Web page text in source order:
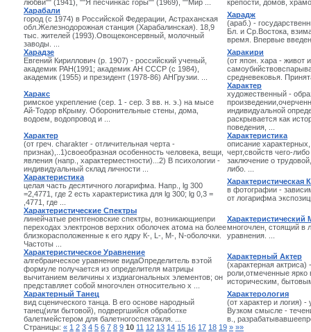
любви"" (1941), ""Я песчинкас горы"" (1969), ""Мир ...
крепости, домов,
Харабали
город (с 1974) в Российской Федерации, Астраханская
обл.Железнодорожная станция (Харабалинская). 18,9
тыс. жителей (1993).Овощеконсервный, молочный
заводы. ...
Харадж
(араб.) -
Бл. и Ср.Востока,
время. Впервые
Харадзе
Евгений Кириллович (р. 1907) - российский ученый,
академик РАН(1991; академик АН СССР (с 1984),
академик (1955) и президент (1978-86) АНГрузии. ...
Харакири
(от япон. хара - живот
средневековья.
Харакс
римское укрепление (сер. 1 - сер. 3 вв. н. э.) на мысе
Ай-Тодор вКрыму. Оборонительные стены, дома,
водоем, водопровод и ...
Характер
художественный -
индивидуальной
раскрывается как
поведения, ...
Характер
(от греч. charakter - отличительная черта -
признак),..1)своеобразная особенность человека, вещи,
явления (напр., характерместности)...2) В психологии -
индивидуальный склад личности ...
Характеристика
описание
черт,свойств чего-
заключение о
либо. ...
Характеристика
целая часть десятичного логарифма. Напр., lg 300
=2,4771, где 2 есть характеристика для lg 300; lg 0,3 =
,4771, где ...
Характеристическая
в фотографии -
от логарифма
Характеристические Спектры
линейчатые рентгеновские спектры, возникающиепри
переходах электронов верхних оболочек атома на более
близкорасположенные к его ядру К-, L-, M-, N-оболочки.
Частоты ...
Характеристический
многочлен, стоящий в
уравнения. ...
Характеристическое Уравнение
алгебраическое уравнение видаОпределитель вэтой
формуле получается из определителя матрицы
вычитанием величины x издиагональных элементов; он
представляет собой многочлен относительно x ...
Характерный Актер
(характерная
роли,отмеченные
историческим,
Характерный Танец
вид сценического танца. В его основе народный
танец(или бытовой), подвергшийся обработке
балетмейстером для балетногоспектакля. ...
Характерология
(от характер и логия) -
Вузком смысле -
в.,
Страницы: « 1 2 3 4 5 6 7 8 9 10 11 12 13 14 15 16 17 18 19 » »»